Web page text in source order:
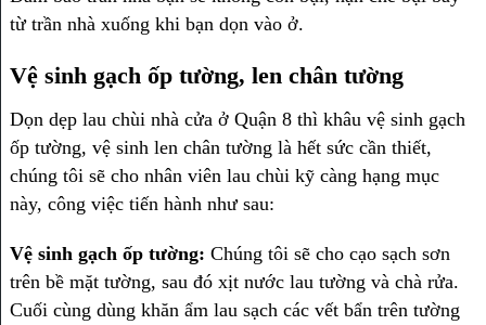
từ trần nhà xuống khi bạn dọn vào ở.
Vệ sinh gạch ốp tường, len chân tường
Dọn dẹp lau chùi nhà cửa ở Quận 8 thì khâu vệ sinh gạch
ốp tường, vệ sinh len chân tường là hết sức cần thiết,
chúng tôi sẽ cho nhân viên lau chùi kỹ càng hạng mục
này, công việc tiến hành như sau:
Vệ sinh gạch ốp tường: Chúng tôi sẽ cho cạo sạch sơn
trên bề mặt tường, sau đó xịt nước lau tường và chà rửa.
Cuối cùng dùng khăn ẩm lau sạch các vết bẩn trên tường